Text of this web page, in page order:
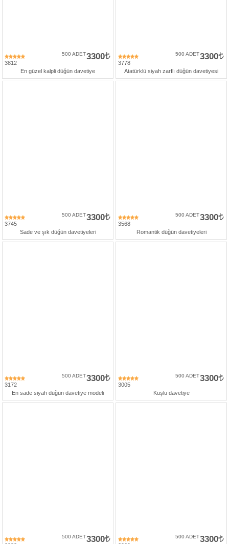
3812
3300
500 ADET
En güzel kalpli düğün davetiye
3778
3300
500 ADET
Atatürklü siyah zarflı düğün davetiyesi
3745
3300
500 ADET
Sade ve şık düğün davetiyeleri
3568
3300
500 ADET
Romantik düğün davetiyeleri
3172
3300
500 ADET
En sade siyah düğün davetiye modeli
3005
3300
500 ADET
Kuşlu davetiye
3300
500 ADET 3300
500 ADET